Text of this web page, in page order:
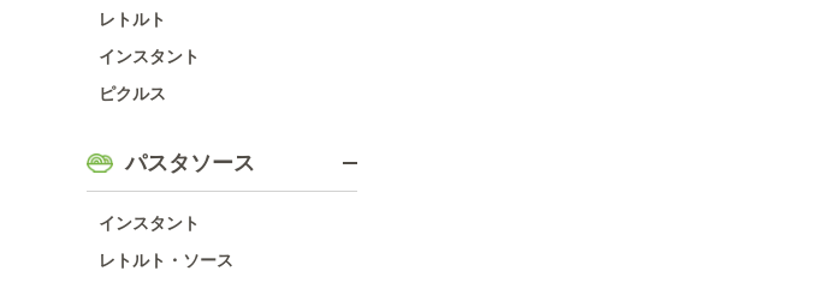
レトルト
インスタント
ピクルス
パスタソース
インスタント
レトルト・ソース